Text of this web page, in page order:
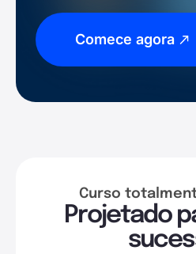
Comece agora
Curso
Projetado